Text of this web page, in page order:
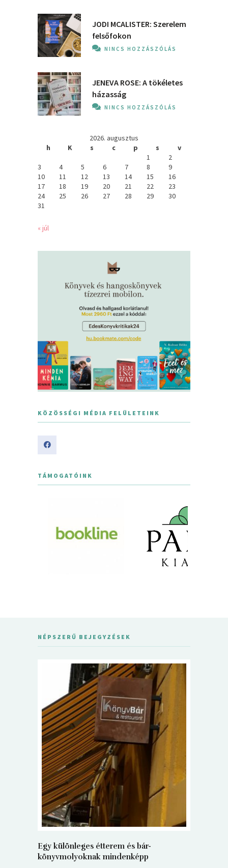
JODI MCALISTER: Szerelem
felsőfokon
NINCS HOZZÁSZÓLÁS
JENEVA ROSE: A ​tökéletes
házasság
NINCS HOZZÁSZÓLÁS
2026. augusztus
h
K s c p s
v
1
2
3
4 5 6 7 8
9
10
11 12 13 14 15
16
17
18 19 20 21 22
23
24
25 26 27 28 29
30
31
« júl
KÖZÖSSÉGI MÉDIA FELÜLETEINK
TÁMOGATÓINK
NÉPSZERŰ BEJEGYZÉSEK
Egy különleges étterem és bár-
könyvmolyoknak mindenképp